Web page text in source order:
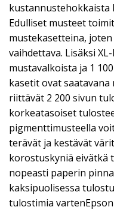
kustannustehokkaista
Edulliset musteet
mustekasetteina,
vaihdettava. Lisäksi
mustavalkoista ja 1
kasetit ovat
riittävät 2 200 sivun
korkeatasoiset
pigmenttimusteella
terävät ja kestävät
korostuskyniä eivätkä
nopeasti paperin
kaksipuolisessa
tulostimia